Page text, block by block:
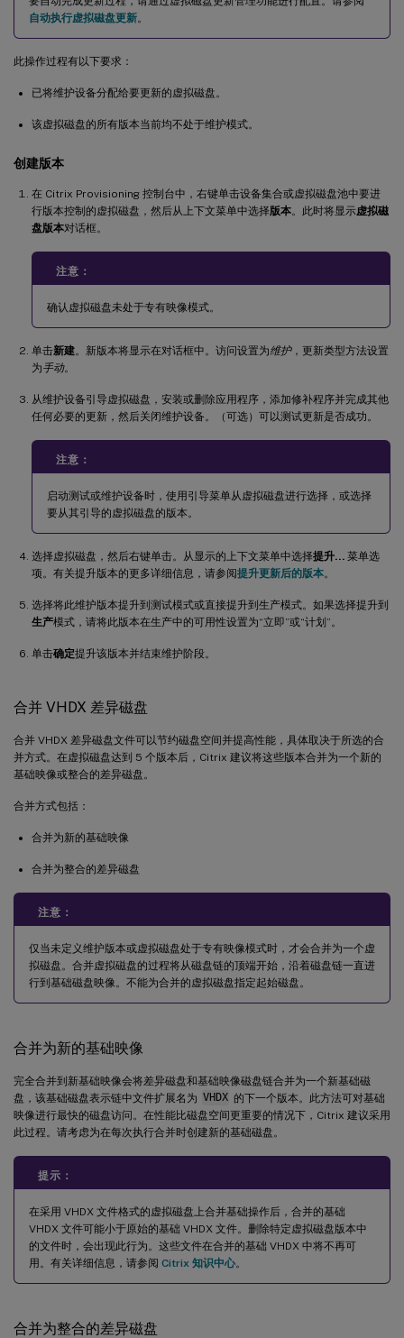
自动执行虚拟磁盘更新。
此操作过程有以下要求：
已将维护设备分配给要更新的虚拟磁盘。
该虚拟磁盘的所有版本当前均不处于维护模式。
创建版本
在 Citrix Provisioning 控制台中，右键单击设备集合或虚拟磁盘池中要进
行版本控制的虚拟磁盘，然后从上下文菜单中选择版本。此时将显示虚拟磁
盘版本对话框。
注意：
确认虚拟磁盘未处于专有映像模式。
单击新建。新版本将显示在对话框中。访问设置为维护，更新类型方法设置
为手动。
从维护设备引导虚拟磁盘，安装或删除应用程序，添加修补程序并完成其他
任何必要的更新，然后关闭维护设备。（可选）可以测试更新是否成功。
注意：
启动测试或维护设备时，使用引导菜单从虚拟磁盘进行选择，或选择
要从其引导的虚拟磁盘的版本。
选择虚拟磁盘，然后右键单击。从显示的上下文菜单中选择提升… 菜单选
项。有关提升版本的更多详细信息，请参阅提升更新后的版本。
选择将此维护版本提升到测试模式或直接提升到生产模式。如果选择提升到
生产模式，请将此版本在生产中的可用性设置为“立即”或“计划”。
单击确定提升该版本并结束维护阶段。
合并 VHDX 差异磁盘
合并 VHDX 差异磁盘文件可以节约磁盘空间并提高性能，具体取决于所选的合
并方式。在虚拟磁盘达到 5 个版本后，Citrix 建议将这些版本合并为一个新的
基础映像或整合的差异磁盘。
合并方式包括：
合并为新的基础映像
合并为整合的差异磁盘
注意：
仅当未定义维护版本或虚拟磁盘处于专有映像模式时，才会合并为一个虚
拟磁盘。合并虚拟磁盘的过程将从磁盘链的顶端开始，沿着磁盘链一直进
行到基础磁盘映像。不能为合并的虚拟磁盘指定起始磁盘。
合并为新的基础映像
完全合并到新基础映像会将差异磁盘和基础映像磁盘链合并为一个新基础磁
盘，该基础磁盘表示链中文件扩展名为 VHDX 的下一个版本。此方法可对基础
映像进行最快的磁盘访问。在性能比磁盘空间更重要的情况下，Citrix 建议采用
此过程。请考虑为在每次执行合并时创建新的基础磁盘。
提示：
在采用 VHDX 文件格式的虚拟磁盘上合并基础操作后，合并的基础
VHDX 文件可能小于原始的基础 VHDX 文件。删除特定虚拟磁盘版本中
的文件时，会出现此行为。这些文件在合并的基础 VHDX 中将不再可
用。有关详细信息，请参阅 Citrix 知识中心。
合并为整合的差异磁盘